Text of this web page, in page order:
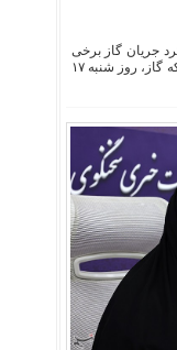
جریان گاز برخی
از مناطق شهر بجنورد به دلیل جابه‌جایی شبکه گاز، روز شنبه ۱۷